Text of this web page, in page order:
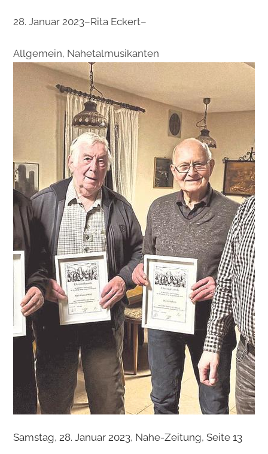
28. Januar 2023–Rita Eckert–
Allgemein, Nahetalmusikanten
Samstag, 28. Januar 2023, Nahe-Zeitung, Seite 13